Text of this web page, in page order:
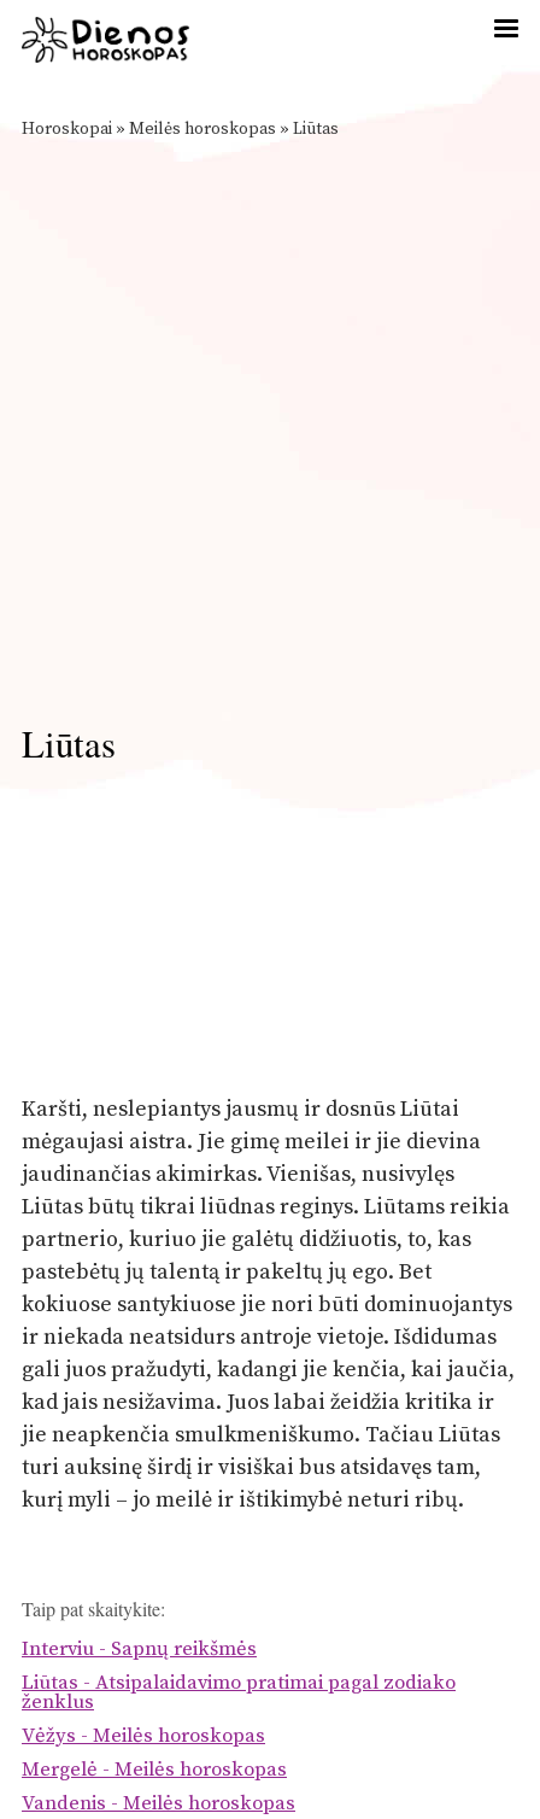
Horoskopai » Meilės horoskopas » Liūtas
Liūtas
Karšti, neslepiantys jausmų ir dosnūs Liūtai
mėgaujasi aistra. Jie gimę meilei ir jie dievina
jaudinančias akimirkas. Vienišas, nusivylęs
Liūtas būtų tikrai liūdnas reginys. Liūtams reikia
partnerio, kuriuo jie galėtų didžiuotis, to, kas
pastebėtų jų talentą ir pakeltų jų ego. Bet
kokiuose santykiuose jie nori būti dominuojantys
ir niekada neatsidurs antroje vietoje. Išdidumas
gali juos pražudyti, kadangi jie kenčia, kai jaučia,
kad jais nesižavima. Juos labai žeidžia kritika ir
jie neapkenčia smulkmeniškumo. Tačiau Liūtas
turi auksinę širdį ir visiškai bus atsidavęs tam,
kurį myli – jo meilė ir ištikimybė neturi ribų.
Taip pat skaitykite:
Interviu - Sapnų reikšmės
Liūtas - Atsipalaidavimo pratimai pagal zodiako
ženklus
Vėžys - Meilės horoskopas
Mergelė - Meilės horoskopas
Vandenis - Meilės horoskopas